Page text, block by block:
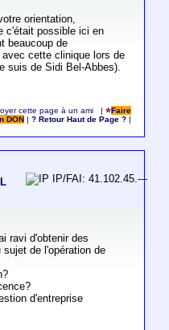
orientation,
c'était possible ici en
beaucoup de
cette clinique lors de
suis de Sidi Bel-Abbes).
cette page à un ami |
Faire
DON
|? Retour Haut de Page ?
IP/FAI: 41.102.45.---
ravi d'obtenir des
de l'opération de
d'entreprise